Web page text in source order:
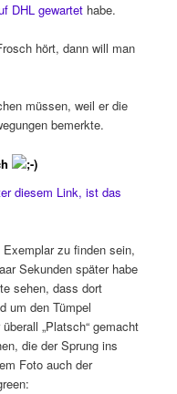
DHL gewartet habe.
hört, dann will man
müssen, weil er die
bemerkte.
diesem Link, ist das
zu finden sein,
Sekunden später habe
sehen, dass dort
um den Tümpel
„Platsch“ gemacht
die der Sprung ins
Foto auch der